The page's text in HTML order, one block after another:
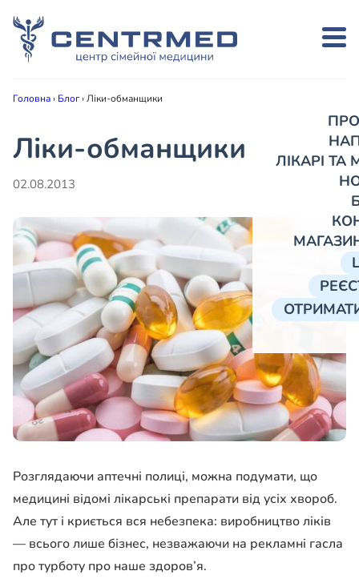
ЛІКАРІ
Головна› Блог›Ліки-обманщики
Ліки-обманщики
02.08.2013
Розглядаючи аптечні полиці, можна подумати, що
медицині відомі лікарські препарати від усіх хвороб.
Але тут і криється вся небезпека: виробництво ліків
— всього лише бізнес, незважаючи на рекламні гасла
про турботу про наше здоров’я.